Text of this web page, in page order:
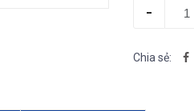
-
Chia sẻ: